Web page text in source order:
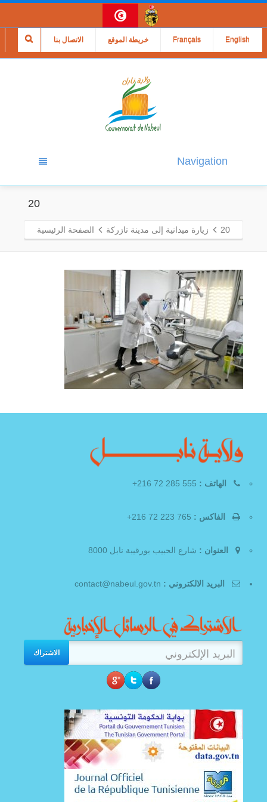
الاتصال بنا خريطة الموقع Français English
Navigation
20
20 زيارة ميدانية إلى مدينة تازركة الصفحة الرئيسية
الهاتف :
الفاكس :
العنوان : شارع الحبيب بورقيبة نابل 8000
البريد الالكتروني :
الاشتراك